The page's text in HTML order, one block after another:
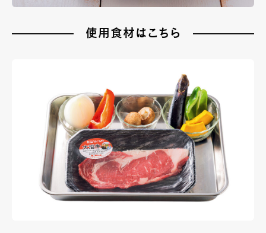
使用食材はこちら